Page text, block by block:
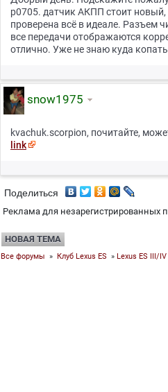
p0705. датчик АКПП стоит новый,
проверена всё в идеале. Разъем
все передачи отображаются
отлично. Уже не знаю куда
snow1975
kvachuk.scorpion, почитайте,
link
Поделиться
Реклама для незарегистрированных
НОВАЯ ТЕМА
Все форумы » Клуб Lexus ES » Lexus ES III/